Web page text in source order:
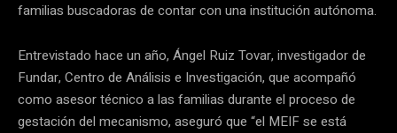
familias buscadoras de contar con una institución autónoma.
Entrevistado hace un año, Ángel Ruiz Tovar, investigador de
Fundar, Centro de Análisis e Investigación, que acompañó
como asesor técnico a las familias durante el proceso de
gestación del mecanismo, aseguró que “el MEIF se está